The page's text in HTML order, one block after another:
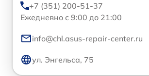
+7 (351) 200-51-37
Ежедневно с 9:00 до 21:00
info@chl.asus-repair-center.ru
ул. Энгельса, 75